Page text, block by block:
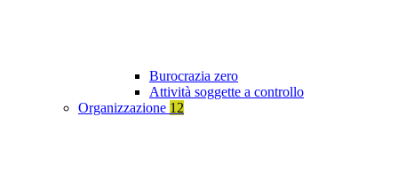
Burocrazia zero
Attività soggette a controllo
Organizzazione 12